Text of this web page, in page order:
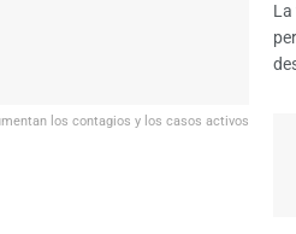
los contagios y los casos activos